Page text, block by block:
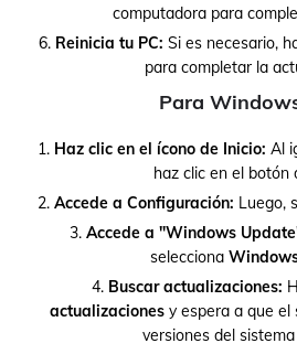
computadora para
Reinicia tu PC: Si es necesario,
para completar la
Para
Haz clic en el ícono de Inicio: Al
haz clic en el botón
Accede a Configuración: Luego,
Accede a "Windows
selecciona
Buscar actualizaciones:
actualizaciones y espera a que el
versiones del